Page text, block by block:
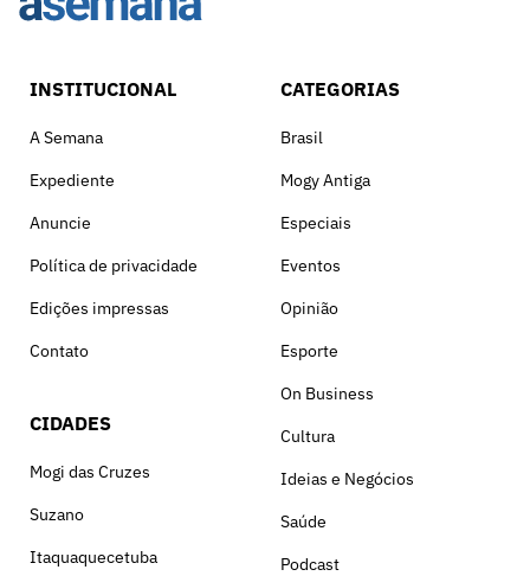
INSTITUCIONAL
A Semana
Expediente
Anuncie
Política de privacidade
Edições impressas
Contato
CIDADES
Mogi das Cruzes
Suzano
Itaquaquecetuba
CATEGORIAS
Brasil
Mogy Antiga
Especiais
Eventos
Opinião
Esporte
On Business
Cultura
Ideias e Negócios
Saúde
Podcast